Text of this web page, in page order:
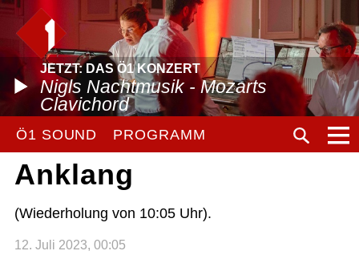
JETZT: DAS Ö1 KONZERT
Nigls Nachtmusik - Mozarts
Clavichord
Ö1 SOUND PROGRAMM
Anklang
(Wiederholung von 10:05 Uhr).
12. Juli 2023, 00:05